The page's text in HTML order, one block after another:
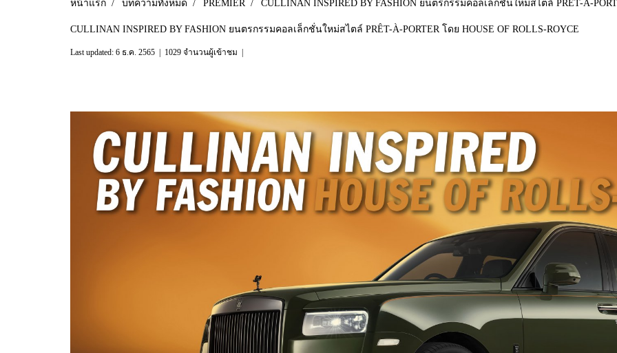
หน้าแรก บทความทั้งหมด PREMIER CULLINAN INSPIRED BY FASHION ยนตรกรรมคอลเล็กชั่นใหม่สไตล์ PRÊT-À-
CULLINAN INSPIRED BY FASHION ยนตรกรรมคอลเล็กชั่นใหม่สไตล์ PRÊT-À-PORTER โดย HOUSE OF ROLLS-ROYCE
Last updated: 6 ธ.ค. 2565 1029 จำนวนผู้เข้าชม